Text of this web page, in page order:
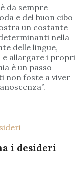
da sempre
e del buon cibo
un costante
nella
delle lingue,
e allargare i propri
è un passo
non foste a viver
i desideri